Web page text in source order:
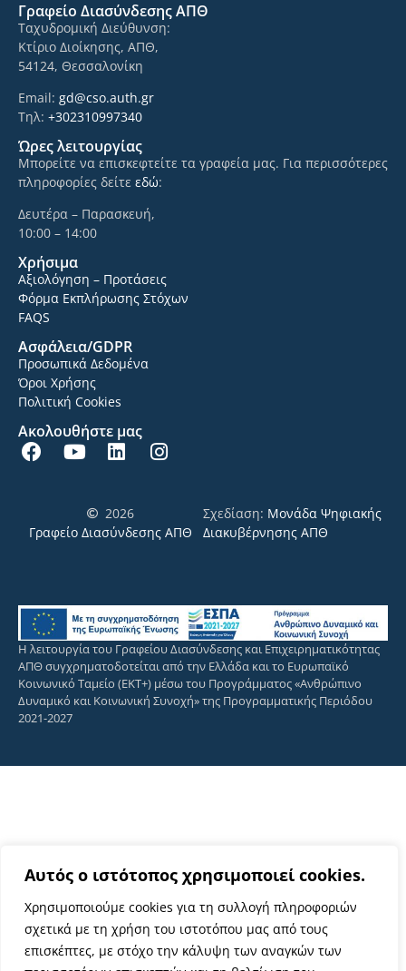
Αυτός ο ιστότοπος χρησιμοποιεί cookies.
Χρησιμοποιούμε cookies για τη συλλογή πληροφοριών
σχετικά με τη χρήση του ιστοτόπου μας από τους
επισκέπτες, με στόχο την κάλυψη των αναγκών των
Γραφείο Διασύνδεσης ΑΠΘ
Ταχυδρομική Διεύθυνση:
Κτίριο Διοίκησης, ΑΠΘ,
54124, Θεσσαλονίκη
Email: gd@cso.auth.gr
Τηλ: +302310997340
Ώρες λειτουργίας
Μπορείτε να επισκεφτείτε τα γραφεία μας. Για περισσότερες
πληροφορίες δείτε εδώ:
Δευτέρα – Παρασκευή,
10:00 – 14:00
Χρήσιμα
Αξιολόγηση – Προτάσεις
Φόρμα Εκπλήρωσης Στόχων
FAQS
Ασφάλεια/GDPR
Προσωπικά Δεδομένα
Όροι Χρήσης
Πολιτική Cookies
Ακολουθήστε μας
2026
Γραφείο Διασύνδεσης ΑΠΘ
Σχεδίαση: Μονάδα Ψηφιακής
Διακυβέρνησης ΑΠΘ
Η λειτουργία του Γραφείου Διασύνδεσης και Επιχειρηματικότητας
ΑΠΘ συγχρηματοδοτείται από την Ελλάδα και το Ευρωπαϊκό
Κοινωνικό Ταμείο (ΕΚΤ+) μέσω του Προγράμματος «Ανθρώπινο
Δυναμικό και Κοινωνική Συνοχή» της Προγραμματικής Περιόδου
2021-2027